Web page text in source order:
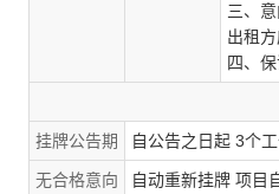
三、
出租
四、
挂牌公告期 自公告之日起 3个工
无合格意向
自动重新挂牌 项目